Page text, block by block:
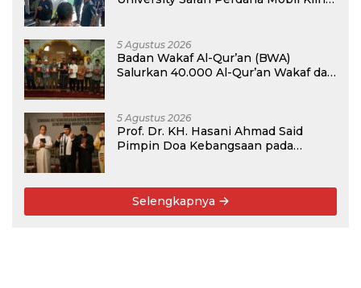
5 Agustus 2026
Badan Wakaf Al-Qur’an (BWA)
Salurkan 40.000 Al-Qur’an Wakaf dan
5 Agustus 2026
Prof. Dr. KH. Hasani Ahmad Said
Pimpin Doa Kebangsaan pada
Pemasyarakatan RI
Selengkapnya